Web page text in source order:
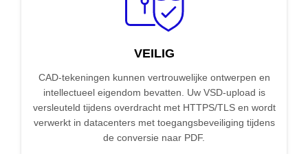
VEILIG
CAD-tekeningen kunnen vertrouwelijke ontwerpen en
intellectueel eigendom bevatten. Uw VSD-upload is
versleuteld tijdens overdracht met HTTPS/TLS en wordt
verwerkt in datacenters met toegangsbeveiliging tijdens
de conversie naar PDF.